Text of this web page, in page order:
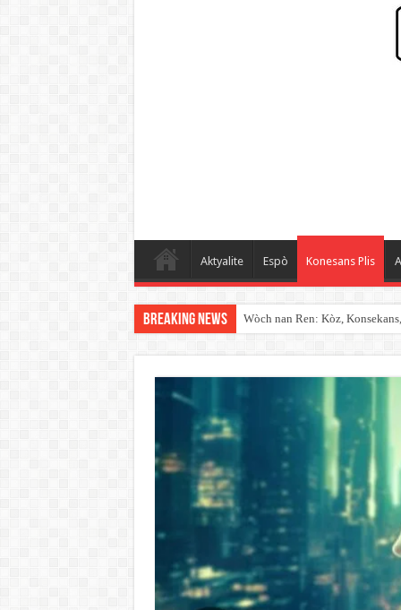
Aktyalite Espò Konesans Plis
Breaking News Wòch nan Ren: Kòz,